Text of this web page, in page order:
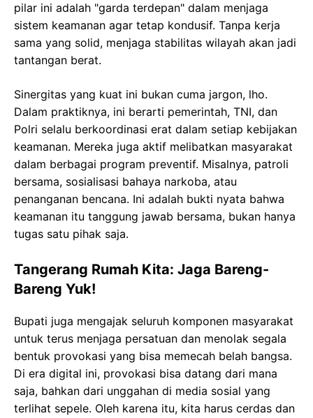
pilar ini adalah "garda terdepan" dalam menjaga
sistem keamanan agar tetap kondusif. Tanpa kerja
sama yang solid, menjaga stabilitas wilayah akan jadi
tantangan berat.
Sinergitas yang kuat ini bukan cuma jargon, lho.
Dalam praktiknya, ini berarti pemerintah, TNI, dan
Polri selalu berkoordinasi erat dalam setiap kebijakan
keamanan. Mereka juga aktif melibatkan masyarakat
dalam berbagai program preventif. Misalnya, patroli
bersama, sosialisasi bahaya narkoba, atau
penanganan bencana. Ini adalah bukti nyata bahwa
keamanan itu tanggung jawab bersama, bukan hanya
tugas satu pihak saja.
Tangerang Rumah Kita: Jaga Bareng-
Bareng Yuk!
Bupati juga mengajak seluruh komponen masyarakat
untuk terus menjaga persatuan dan menolak segala
bentuk provokasi yang bisa memecah belah bangsa.
Di era digital ini, provokasi bisa datang dari mana
saja, bahkan dari unggahan di media sosial yang
terlihat sepele. Oleh karena itu, kita harus cerdas dan